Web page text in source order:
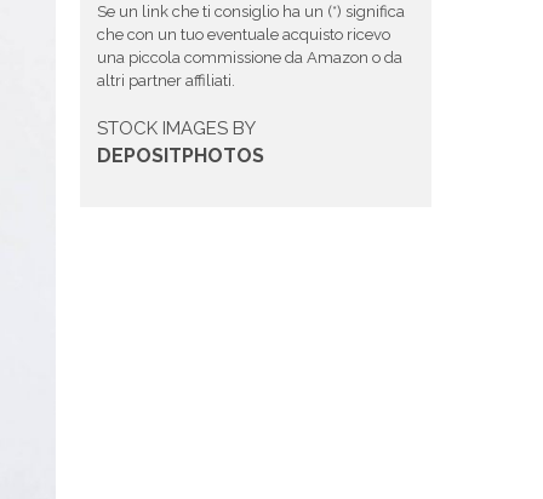
Se un link che ti consiglio ha un (*) significa
che con un tuo eventuale acquisto ricevo
una piccola commissione da Amazon o da
altri partner affiliati.
STOCK IMAGES BY
DEPOSITPHOTOS